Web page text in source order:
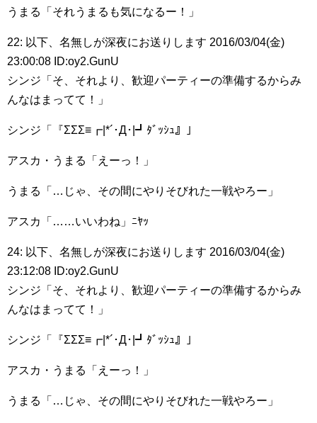
うまる「それうまるも気になるー！」
22: 以下、名無しが深夜にお送りします 2016/03/04(金)
23:00:08 ID:oy2.GunU
シンジ「そ、それより、歓迎パーティーの準備するからみ
んなはまってて！」
シンジ「『ΣΣΣ≡┏|*´･Д･|┛ﾀﾞｯｼｭ』」
アスカ・うまる「えーっ！」
うまる「…じゃ、その間にやりそびれた一戦やろー」
アスカ「……いいわね」ﾆﾔｯ
24: 以下、名無しが深夜にお送りします 2016/03/04(金)
23:12:08 ID:oy2.GunU
シンジ「そ、それより、歓迎パーティーの準備するからみ
んなはまってて！」
シンジ「『ΣΣΣ≡┏|*´･Д･|┛ﾀﾞｯｼｭ』」
アスカ・うまる「えーっ！」
うまる「…じゃ、その間にやりそびれた一戦やろー」